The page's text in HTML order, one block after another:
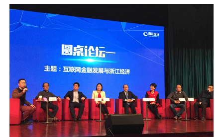
消息推送
AI应用工坊
海外推送
互联网增长
城市治理
大数据精准宣防
文档中心
我的开发者中心
个推学堂
公司简介
新闻动态